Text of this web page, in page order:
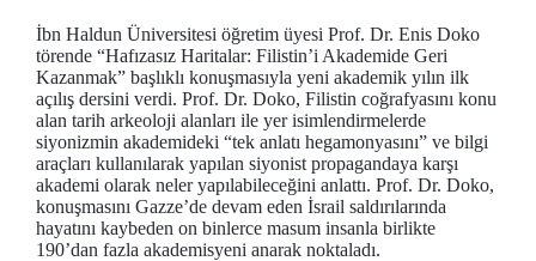
İbn Haldun Üniversitesi öğretim üyesi Prof. Dr. Enis Doko
törende “Hafızasız Haritalar: Filistin’i Akademide Geri
Kazanmak” başlıklı konuşmasıyla yeni akademik yılın ilk
açılış dersini verdi. Prof. Dr. Doko, Filistin coğrafyasını konu
alan tarih arkeoloji alanları ile yer isimlendirmelerde
siyonizmin akademideki “tek anlatı hegamonyasını” ve bilgi
araçları kullanılarak yapılan siyonist propagandaya karşı
akademi olarak neler yapılabileceğini anlattı. Prof. Dr. Doko,
konuşmasını Gazze’de devam eden İsrail saldırılarında
hayatını kaybeden on binlerce masum insanla birlikte
190’dan fazla akademisyeni anarak noktaladı.